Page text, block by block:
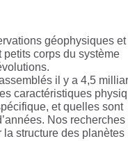
géophysiques et
corps du système
il y a 4,5
caractéristiques
et quelles sont
Nos recherches
structure des planètes